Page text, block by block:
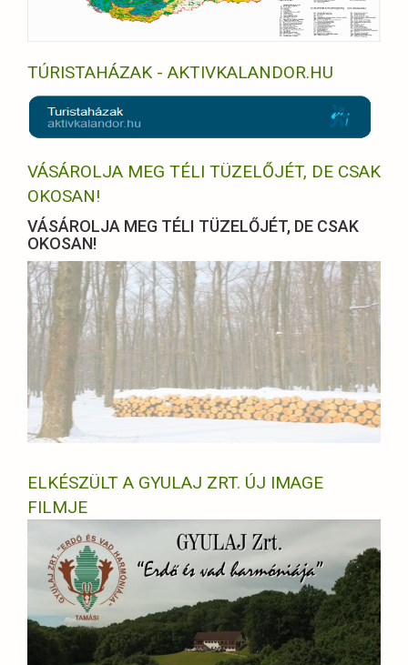
TÚRISTAHÁZAK - AKTIVKALANDOR.HU
VÁSÁROLJA MEG TÉLI TÜZELŐJÉT, DE CSAK
OKOSAN!
VÁSÁROLJA MEG TÉLI TÜZELŐJÉT, DE CSAK
OKOSAN!
ELKÉSZÜLT A GYULAJ ZRT. ÚJ IMAGE
FILMJE